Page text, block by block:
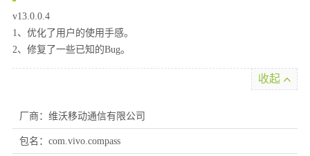
v13.0.0.4
1、优化了用户的使用手感。
2、修复了一些已知的Bug。
收起
厂商：维沃移动通信有限公司
包名：com.vivo.compass